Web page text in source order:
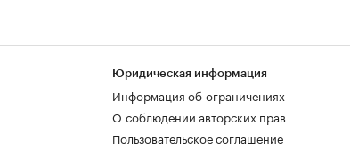
Юридическая информация
Информация об ограничениях
О соблюдении авторских прав
Пользовательское соглашение